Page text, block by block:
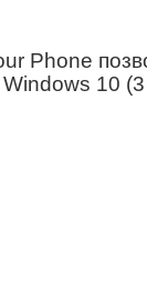
Phone
10